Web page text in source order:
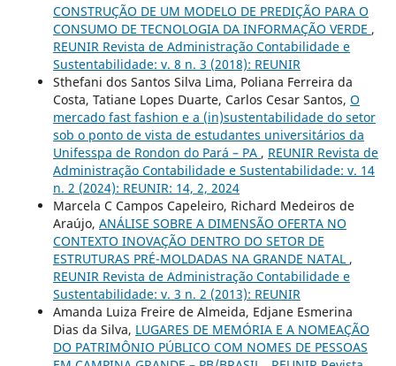
CONSTRUÇÃO DE UM MODELO DE PREDIÇÃO PARA O
CONSUMO DE TECNOLOGIA DA INFORMAÇÃO VERDE ,
REUNIR Revista de Administração Contabilidade e
Sustentabilidade: v. 8 n. 3 (2018): REUNIR
Sthefani dos Santos Silva Lima, Poliana Ferreira da
Costa, Tatiane Lopes Duarte, Carlos Cesar Santos, O
mercado fast fashion e a (in)sustentabilidade do setor
sob o ponto de vista de estudantes universitários da
Unifesspa de Rondon do Pará – PA , REUNIR Revista de
Administração Contabilidade e Sustentabilidade: v. 14
n. 2 (2024): REUNIR: 14, 2, 2024
Marcela C Campos Capeleiro, Richard Medeiros de
Araújo, ANÁLISE SOBRE A DIMENSÃO OFERTA NO
CONTEXTO INOVAÇÃO DENTRO DO SETOR DE
ESTRUTURAS PRÉ-MOLDADAS NA GRANDE NATAL ,
REUNIR Revista de Administração Contabilidade e
Sustentabilidade: v. 3 n. 2 (2013): REUNIR
Amanda Luiza Freire de Almeida, Edjane Esmerina
Dias da Silva, LUGARES DE MEMÓRIA E A NOMEAÇÃO
DO PATRIMÔNIO PÚBLICO COM NOMES DE PESSOAS